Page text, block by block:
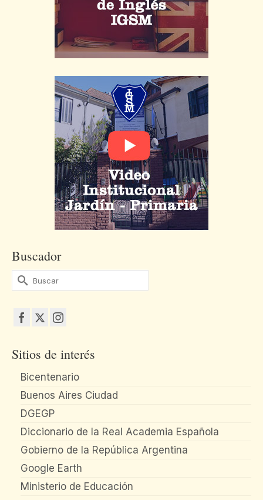
Buscador
Buscar
por:
Sitios de interés
Bicentenario
Buenos Aires Ciudad
DGEGP
Diccionario de la Real Academia Española
Gobierno de la República Argentina
Google Earth
Ministerio de Educación